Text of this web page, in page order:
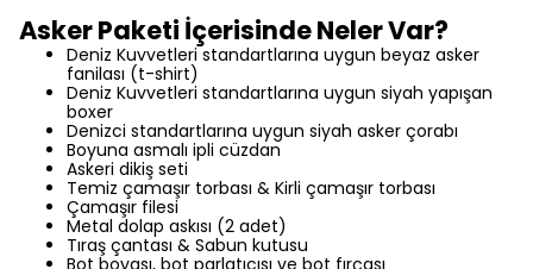
Asker Paketi İçerisinde Neler Var?
Deniz Kuvvetleri standartlarına uygun beyaz asker
fanilası (t-shirt)
Deniz Kuvvetleri standartlarına uygun siyah yapışan
boxer
Denizci standartlarına uygun siyah asker çorabı
Boyuna asmalı ipli cüzdan
Askeri dikiş seti
Temiz çamaşır torbası & Kirli çamaşır torbası
Çamaşır filesi
Metal dolap askısı (2 adet)
Tıraş çantası & Sabun kutusu
Bot boyası, bot parlatıcısı ve bot fırçası